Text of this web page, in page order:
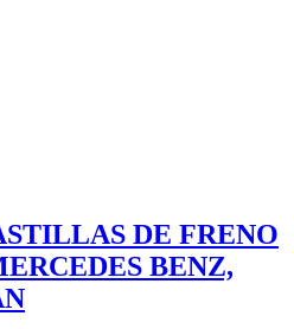
DE FRENO
BENZ,